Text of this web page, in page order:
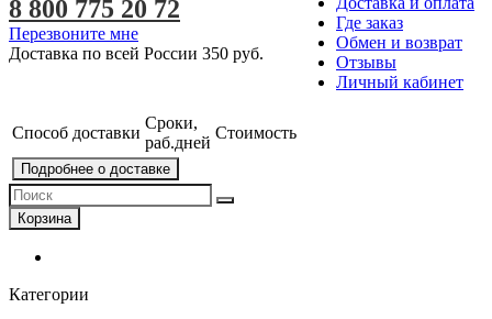
Где заказ
Обмен и возврат
Отзывы
Личный кабинет
8 800 775 20 72
Перезвоните мне
Доставка по всей России 350 руб.
Способ доставки
Сроки,
раб.дней
Стоимость
Подробнее о доставке
Корзина
Категории